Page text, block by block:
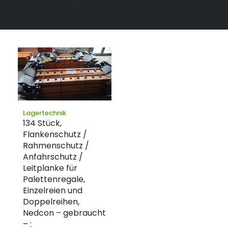
Lagertechnik
134 Stück,
Flankenschutz /
Rahmenschutz /
Anfahrschutz /
Leitplanke für
Palettenregale,
Einzelreien und
Doppelreihen,
Nedcon – gebraucht
– :